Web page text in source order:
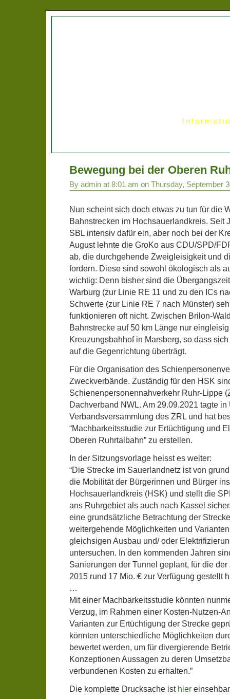
Bewegung bei der Oberen
By admin at 8:01 am on Thursday, September
Nun scheint sich doch etwas zu tun für die
Bahnstrecken im Hochsauerlandkreis. Seit
SBL intensiv dafür ein, aber noch bei der
August lehnte die GroKo aus CDU/SPD/
ab, die durchgehende Zweigleisigkeit und
fordern. Diese sind sowohl ökologisch als
wichtig: Denn bisher sind die
Warburg (zur Linie RE 11 und zu den ICs
Schwerte (zur Linie RE 7 nach Münster)
funktionieren oft nicht. Zwischen Brilon-
Bahnstrecke auf 50 km Länge nur
Kreuzungsbahhof in Marsberg, so dass
auf die Gegenrichtung überträgt.
Für die Organisation des
Zweckverbände. Zuständig für den HSK
Schienenpersonennahverkehr Ruhr-Lippe
Dachverband NWL. Am 29.09.2021 tagte in
Verbandsversammlung des ZRL und hat
“Machbarkeitsstudie zur Ertüchtigung und
Oberen Ruhrtalbahn” zu erstellen.
In der Sitzungsvorlage heisst es weiter:
“Die Strecke im Sauerlandnetz ist von
die Mobilität der Bürgerinnen und Bürger
Hochsauerlandkreis (HSK) und stellt die
ans Ruhrgebiet als auch nach Kassel
eine grundsätzliche Betrachtung der
weitergehende Möglichkeiten und
gleichsigen Ausbau und/ oder
untersuchen. In den kommenden Jahren
Sanierungen der Tunnel geplant, für die
2015 rund 17 Mio. € zur Verfügung gestellt
…
Mit einer Machbarkeitsstudie könnten
Verzug, im Rahmen einer Kosten-Nutzen-
Varianten zur Ertüchtigung der Strecke
könnten unterschiedliche Möglichkeiten
bewertet werden, um für divergierende
Konzeptionen Aussagen zu deren
verbundenen Kosten zu erhalten.”
Die komplette Drucksache ist hier